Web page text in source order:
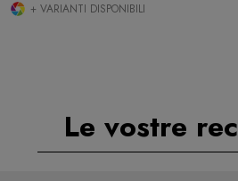
+ VARIANTI DISPONIBILI
Le vostre